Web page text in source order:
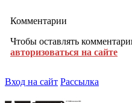
Комментарии
Чтобы оставлять
авторизоваться на сайте
Вход на сайт Рассылка